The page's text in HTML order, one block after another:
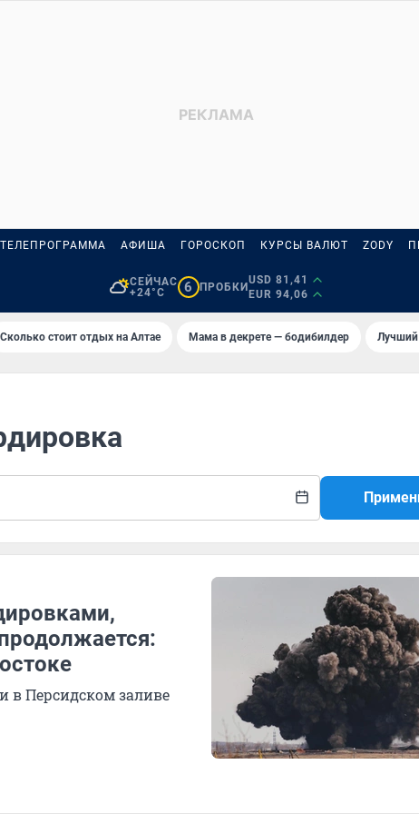
ТЕЛЕПРОГРАММА АФИША ГОРОСКОП КУРСЫ ВАЛЮТ ZODY
СЕЙЧАС
+24°C
6 ПРОБКИ
USD 81,41
EUR 94,06
Сколько стоит отдых на Алтае Мама в декрете — бодибилдер
в Персидском заливе